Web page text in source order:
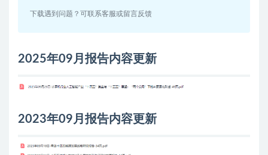
下载遇到问题？可联系客服或留言反馈
2025年09月报告内容更新
2023年09月报告内容更新